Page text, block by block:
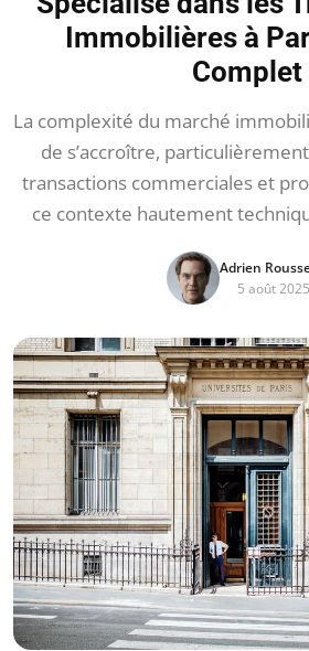
Immobilières à
Complet
La complexité du marché
de s’accroître, particulièrement
transactions commerciales et
ce contexte hautement
Adrien
5 août 2025